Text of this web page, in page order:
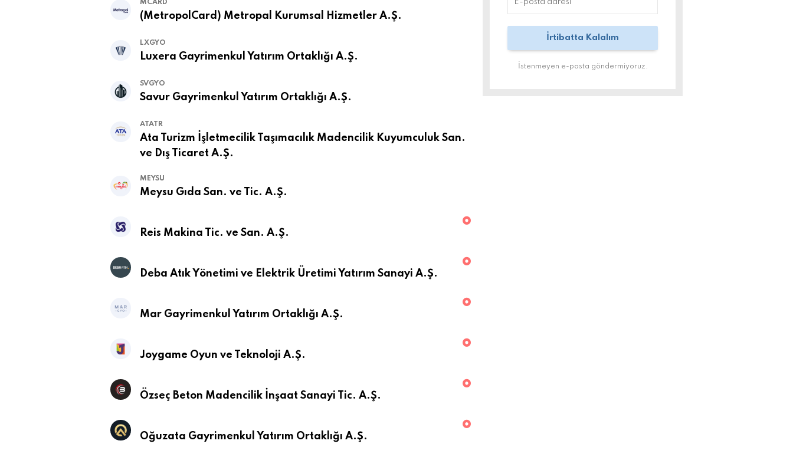
MCARD
(MetropolCard) Metropal Kurumsal Hizmetler A.Ş.
LXGYO
Luxera Gayrimenkul Yatırım Ortaklığı A.Ş.
SVGYO
Savur Gayrimenkul Yatırım Ortaklığı A.Ş.
ATATR
Ata Turizm İşletmecilik Taşımacılık Madencilik Kuyumculuk San.
ve Dış Ticaret A.Ş.
MEYSU
Meysu Gıda San. ve Tic. A.Ş.
Reis Makina Tic. ve San. A.Ş.
Deba Atık Yönetimi ve Elektrik Üretimi Yatırım Sanayi A.Ş.
Mar Gayrimenkul Yatırım Ortaklığı A.Ş.
Joygame Oyun ve Teknoloji A.Ş.
Özseç Beton Madencilik İnşaat Sanayi Tic. A.Ş.
Oğuzata Gayrimenkul Yatırım Ortaklığı A.Ş.
İstenmeyen e-posta göndermiyoruz.